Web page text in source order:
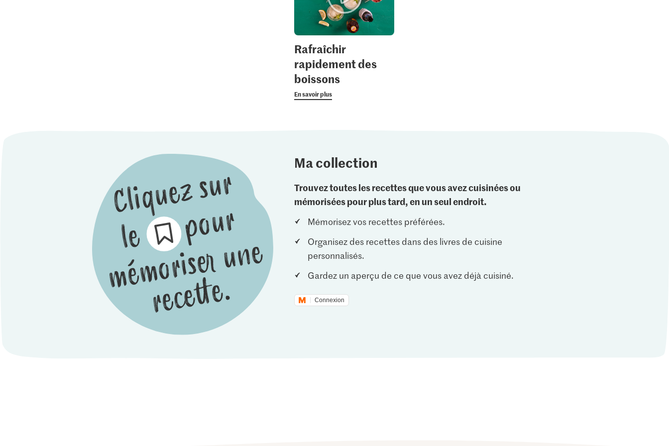
Rafraîchir
rapidement des
boissons
En savoir plus
Ma collection
Trouvez toutes les recettes que vous avez cuisinées ou
mémorisées pour plus tard, en un seul endroit.
Mémorisez vos recettes préférées.
Organisez des recettes dans des livres de cuisine
personnalisés.
Gardez un aperçu de ce que vous avez déjà cuisiné.
Connexion